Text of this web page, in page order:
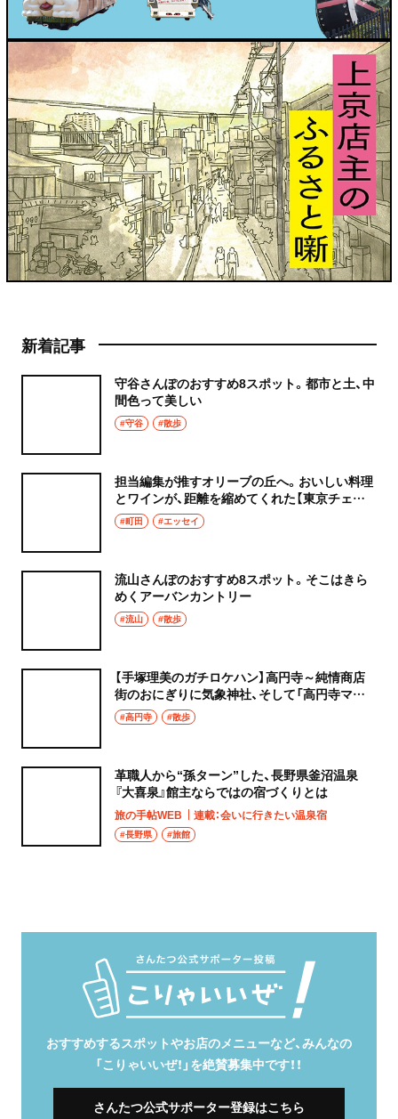
新着記事
守谷さんぽのおすすめ8スポット。都市と土、中
間色って美しい
#守谷 #散歩
担当編集が推すオリーブの丘へ。おいしい料理
とワインが、距離を縮めてくれた【東京チェン
飯diary】
#町田 #エッセイ
流山さんぽのおすすめ8スポット。そこはきら
めくアーバンカントリー
#流山 #散歩
【手塚理美のガチロケハン】高円寺～純情商店
街のおにぎりに気象神社、そして「高円寺マシ
タ」へ！
#高円寺 #散歩
革職人から“孫ターン”した、長野県釜沼温泉
『大喜泉』館主ならではの宿づくりとは
旅の手帖WEB 連載：会いに行きたい温泉宿
#長野県 #旅館
おすすめするスポットやお店のメニューなど、みんなの
「こりゃいいぜ！」を絶賛募集中です！！
さんたつ公式サポーター登録はこちら